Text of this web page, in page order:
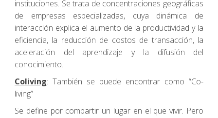
instituciones. Se trata de concentraciones geográficas
de empresas especializadas, cuya dinámica de
interacción explica el aumento de la productividad y la
eficiencia, la reducción de costos de transacción, la
aceleración del aprendizaje y la difusión del
conocimiento.
Coliving: También se puede encontrar como “Co-
living”
Se define por compartir un lugar en el que vivir. Pero